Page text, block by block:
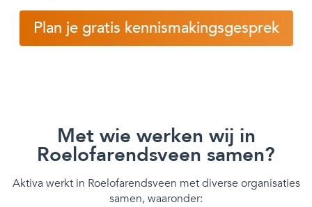
Plan je gratis kennismakingsgesprek
Met wie werken wij in
Roelofarendsveen samen?
Aktiva werkt in Roelofarendsveen met diverse organisaties
samen, waaronder: